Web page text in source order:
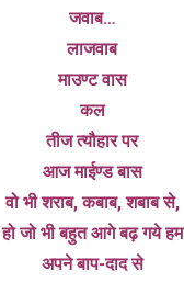
जवाब…
लाजवाब
माउण्ट वास
कल
तीज त्यौहार पर
आज माईण्ड बास
वो भी शराब, कबाब, शबाब से,
हो जो भी बहुत आगे बढ़ गये हम
अपने बाप-दाद से